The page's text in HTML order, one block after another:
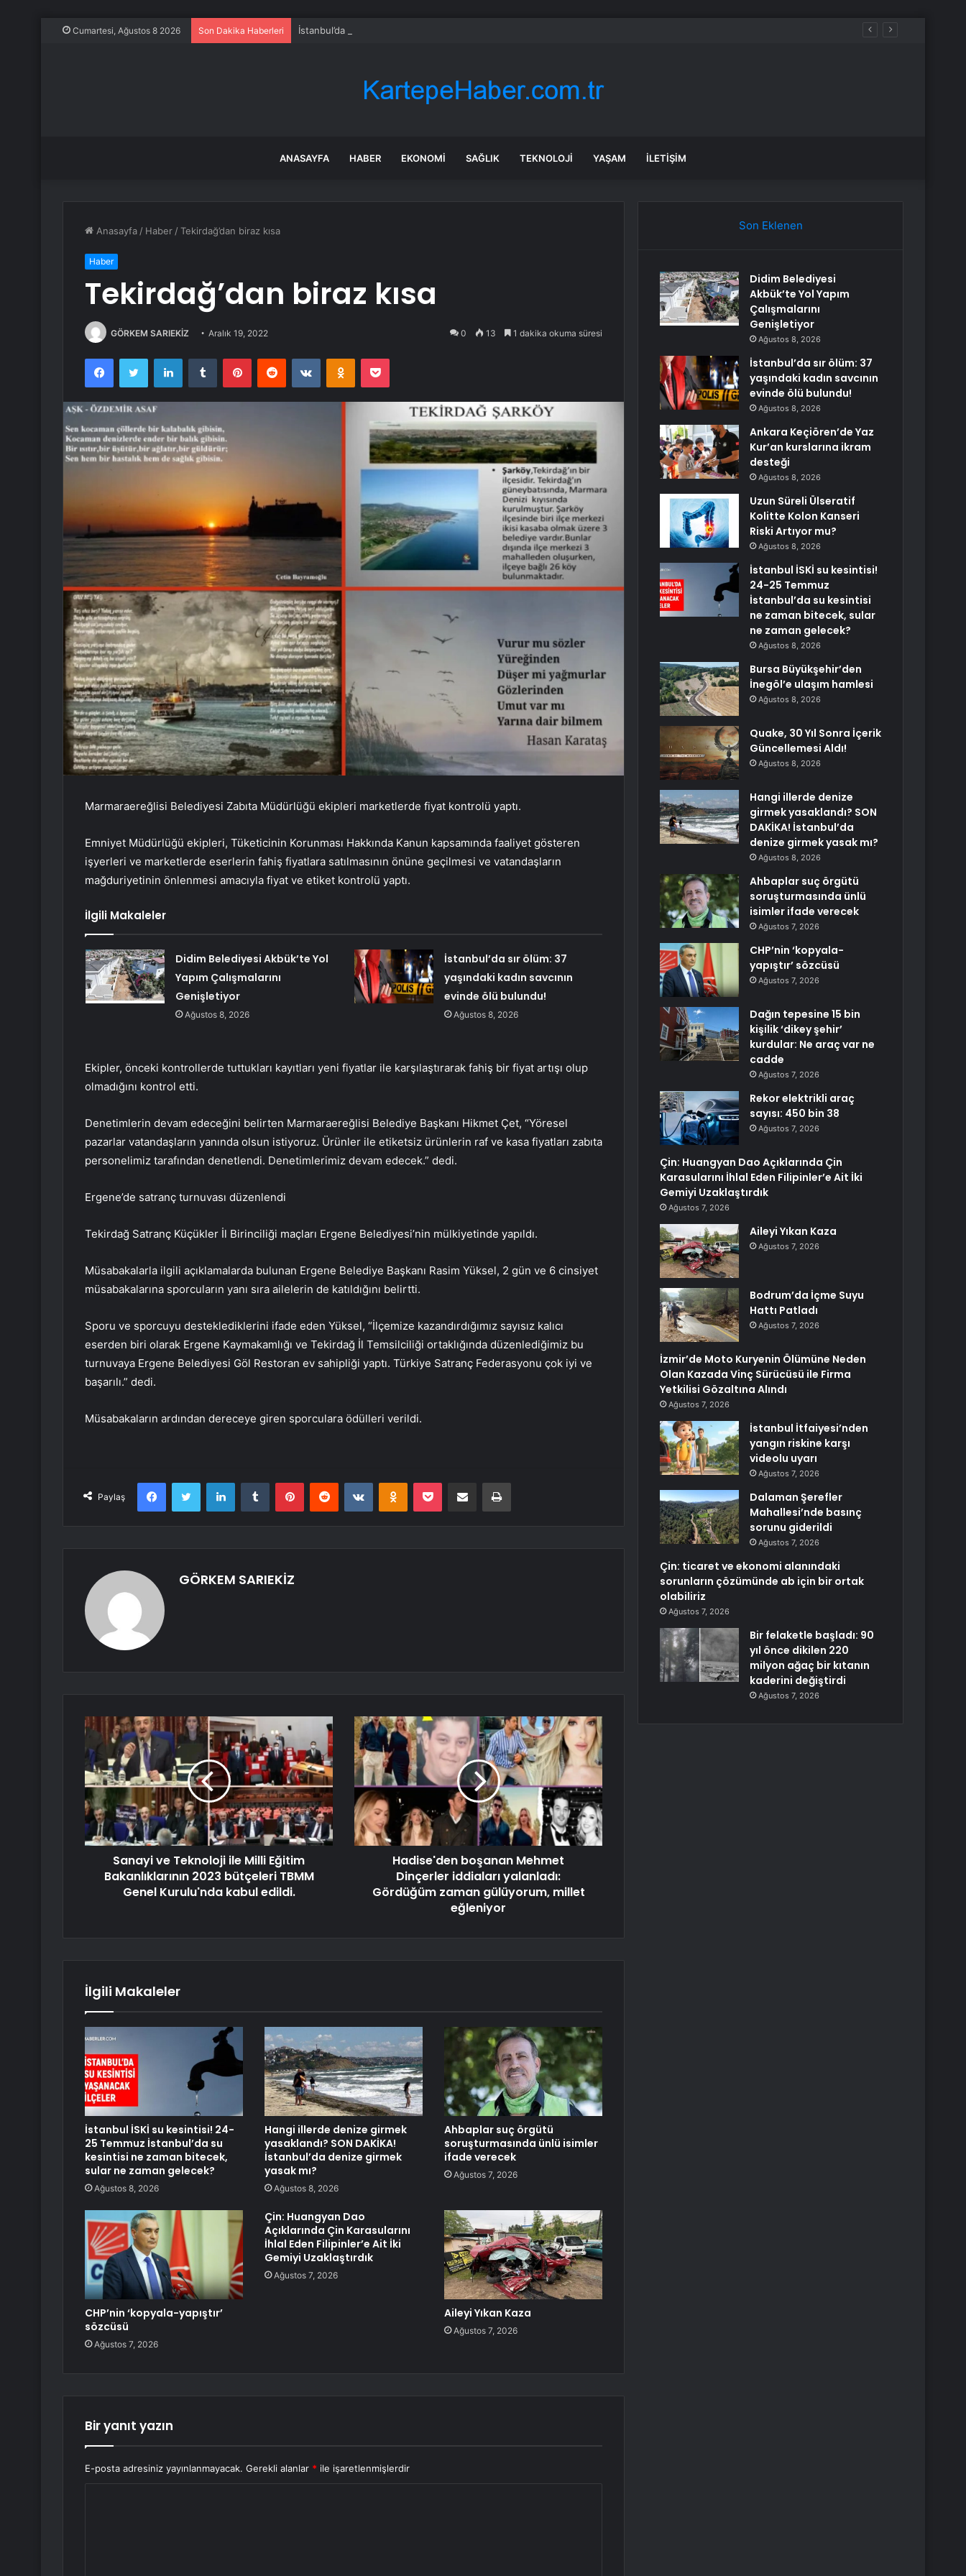
Cumartesi, Ağustos 8 2026 Son Dakika Haberleri İstanbul’da sır ölüm: 37 yaşındaki kadın savcının evinde ölü bulundu!
ANASAYFA HABER EKONOMI SAĞLIK TEKNOLOJI YAŞAM İLETIŞIM
Anasayfa / Haber /Tekirdağ’dan biraz kısa
Haber
Tekirdağ’dan biraz kısa
GÖRKEM SARIEKİZ Aralık 19, 2022 0 13 1 dakika okuma süresi
FacebookTwitter LinkedInTumblr PinterestReddit VKontakteOdnoklassniki
Pocket
Marmaraereğlisi Belediyesi Zabıta Müdürlüğü ekipleri marketlerde fiyat kontrolü yaptı.
Emniyet Müdürlüğü ekipleri, Tüketicinin Korunması Hakkında Kanun kapsamında faaliyet gösteren
işyerleri ve marketlerde eserlerin fahiş fiyatlara satılmasının önüne geçilmesi ve vatandaşların
mağduriyetinin önlenmesi amacıyla fiyat ve etiket kontrolü yaptı.
İlgili Makaleler
Didim Belediyesi Akbük’te Yol
Yapım Çalışmalarını
Genişletiyor
Ağustos 8, 2026
İstanbul’da sır ölüm: 37
yaşındaki kadın savcının
evinde ölü bulundu!
Ağustos 8, 2026
Ekipler, önceki kontrollerde tuttukları kayıtları yeni fiyatlar ile karşılaştırarak fahiş bir fiyat artışı olup
olmadığını kontrol etti.
Denetimlerin devam edeceğini belirten Marmaraereğlisi Belediye Başkanı Hikmet Çet, “Yöresel
pazarlar vatandaşların yanında olsun istiyoruz. Ürünler ile etiketsiz ürünlerin raf ve kasa fiyatları zabıta
personelimiz tarafından denetlendi. Denetimlerimiz devam edecek.” dedi.
Ergene’de satranç turnuvası düzenlendi
Tekirdağ Satranç Küçükler İl Birinciliği maçları Ergene Belediyesi’nin mülkiyetinde yapıldı.
Müsabakalarla ilgili açıklamalarda bulunan Ergene Belediye Başkanı Rasim Yüksel, 2 gün ve 6 cinsiyet
müsabakalarına sporcuların yanı sıra ailelerin de katıldığını belirtti.
Sporu ve sporcuyu desteklediklerini ifade eden Yüksel, “İlçemize kazandırdığımız sayısız kalıcı
eserden biri olarak Ergene Kaymakamlığı ve Tekirdağ İl Temsilciliği ortaklığında düzenlediğimiz bu
turnuvaya Ergene Belediyesi Göl Restoran ev sahipliği yaptı. Türkiye Satranç Federasyonu çok iyi ve
başarılı.” dedi.
Müsabakaların ardından dereceye giren sporculara ödülleri verildi.
Paylaş
FacebookTwitter LinkedInTumblr PinterestReddit VKontakteOdnoklassniki
Pocket E-Posta ile paylaş Yazdır
GÖRKEM SARIEKİZ
Sanayi ve Teknoloji ile Milli Eğitim
Bakanlıklarının 2023 bütçeleri TBMM
Genel Kurulu'nda kabul edildi.
Hadise'den boşanan Mehmet
Dinçerler iddiaları yalanladı:
Gördüğüm zaman gülüyorum, millet
eğleniyor
İlgili Makaleler
İstanbul İSKİ su kesintisi! 24-
25 Temmuz İstanbul’da su
kesintisi ne zaman bitecek,
sular ne zaman gelecek?
Ağustos 8, 2026
Hangi illerde denize girmek
yasaklandı? SON DAKİKA!
İstanbul’da denize girmek
yasak mı?
Ağustos 8, 2026
Ahbaplar suç örgütü
soruşturmasında ünlü isimler
ifade verecek
Ağustos 7, 2026
CHP’nin ‘kopyala-yapıştır’
sözcüsü
Ağustos 7, 2026
Çin: Huangyan Dao
Açıklarında Çin Karasularını
İhlal Eden Filipinler’e Ait İki
Gemiyi Uzaklaştırdık
Ağustos 7, 2026
Aileyi Yıkan Kaza
Ağustos 7, 2026
Bir yanıt yazın
E-posta adresiniz yayınlanmayacak. Gerekli alanlar * ile işaretlenmişlerdir
Son Eklenen
Didim Belediyesi
Akbük’te Yol Yapım
Çalışmalarını
Genişletiyor
Ağustos 8, 2026
İstanbul’da sır ölüm: 37
yaşındaki kadın savcının
evinde ölü bulundu!
Ağustos 8, 2026
Ankara Keçiören’de Yaz
Kur’an kurslarına ikram
desteği
Ağustos 8, 2026
Uzun Süreli Ülseratif
Kolitte Kolon Kanseri
Riski Artıyor mu?
Ağustos 8, 2026
İstanbul İSKİ su kesintisi!
24-25 Temmuz
İstanbul’da su kesintisi
ne zaman bitecek, sular
ne zaman gelecek?
Ağustos 8, 2026
Bursa Büyükşehir’den
İnegöl’e ulaşım hamlesi
Ağustos 8, 2026
Quake, 30 Yıl Sonra İçerik
Güncellemesi Aldı!
Ağustos 8, 2026
Hangi illerde denize
girmek yasaklandı? SON
DAKİKA! İstanbul’da
denize girmek yasak mı?
Ağustos 8, 2026
Ahbaplar suç örgütü
soruşturmasında ünlü
isimler ifade verecek
Ağustos 7, 2026
CHP’nin ‘kopyala-
yapıştır’ sözcüsü
Ağustos 7, 2026
Dağın tepesine 15 bin
kişilik ‘dikey şehir’
kurdular: Ne araç var ne
cadde
Ağustos 7, 2026
Rekor elektrikli araç
sayısı: 450 bin 38
Ağustos 7, 2026
Çin: Huangyan Dao Açıklarında Çin
Karasularını İhlal Eden Filipinler’e Ait İki
Gemiyi Uzaklaştırdık
Ağustos 7, 2026
Aileyi Yıkan Kaza
Ağustos 7, 2026
Bodrum’da İçme Suyu
Hattı Patladı
Ağustos 7, 2026
İzmir’de Moto Kuryenin Ölümüne Neden
Olan Kazada Vinç Sürücüsü ile Firma
Yetkilisi Gözaltına Alındı
Ağustos 7, 2026
İstanbul İtfaiyesi’nden
yangın riskine karşı
videolu uyarı
Ağustos 7, 2026
Dalaman Şerefler
Mahallesi’nde basınç
sorunu giderildi
Ağustos 7, 2026
Çin: ticaret ve ekonomi alanındaki
sorunların çözümünde ab için bir ortak
olabiliriz
Ağustos 7, 2026
Bir felaketle başladı: 90
yıl önce dikilen 220
milyon ağaç bir kıtanın
kaderini değiştirdi
Ağustos 7, 2026